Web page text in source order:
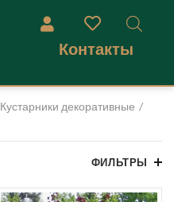
Контакты
Кустарники декоративные
ФИЛЬТРЫ